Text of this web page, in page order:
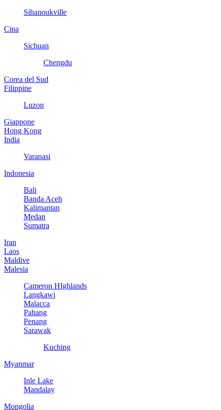
Sihanoukville
Cina
Sichuan
Chengdu
Corea del Sud
Filippine
Luzon
Giappone
Hong Kong
India
Varanasi
Indonesia
Bali
Banda Aceh
Kalimantan
Medan
Sumatra
Iran
Laos
Maldive
Malesia
Cameron HIghlands
Langkawi
Malacca
Pahang
Penang
Sarawak
Kuching
Myanmar
Inle Lake
Mandalay
Mongolia